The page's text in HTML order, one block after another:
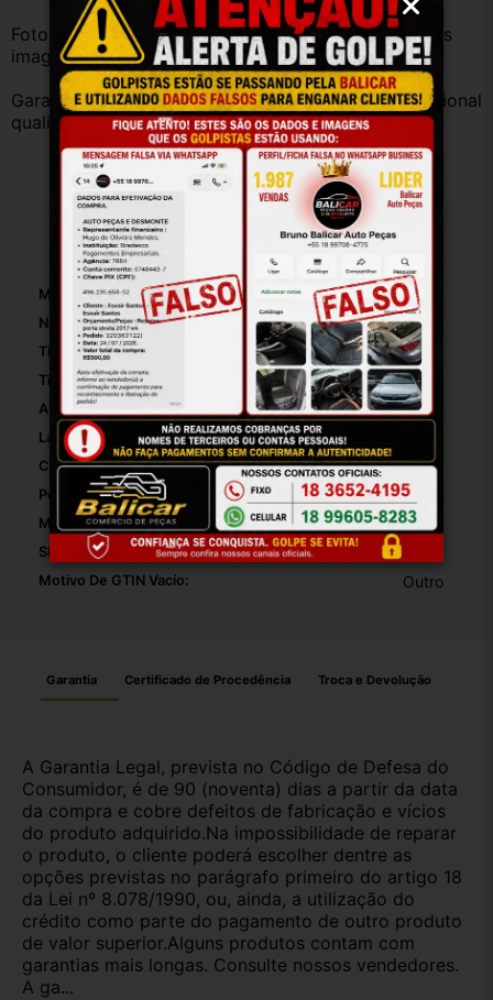
Fotos reais do produto. Peça exatamente igual à das
imagens.
Garantia válida somente com instalação por profissional
qualificado.
Especificações
Marca: Fiat
Número De Peça: 46430317
Tipo De Veículo: Carro/Caminhonete
Tipo De Retentor: De Árvores De Comandos De Válvulas
Altura Da Embalagem: 30
Largura Da Embalagem:
Comprimento Da Embalagem: 10
Peso Da Embalagem: 1000
Modelo: Palio 96 A 99
SKU: 33693
Motivo De GTIN Vacío: Outro
Garantia Certificado de Procedência Troca e Devolução
A Garantia Legal, prevista no Código de Defesa do
Consumidor, é de 90 (noventa) dias a partir da data
da compra e cobre defeitos de fabricação e vícios
do produto adquirido.Na impossibilidade de reparar
o produto, o cliente poderá escolher dentre as
opções previstas no parágrafo primeiro do artigo 18
da Lei nº 8.078/1990, ou, ainda, a utilização do
crédito como parte do pagamento de outro produto
de valor superior.Alguns produtos contam com
garantias mais longas. Consulte nossos vendedores.
A ga...